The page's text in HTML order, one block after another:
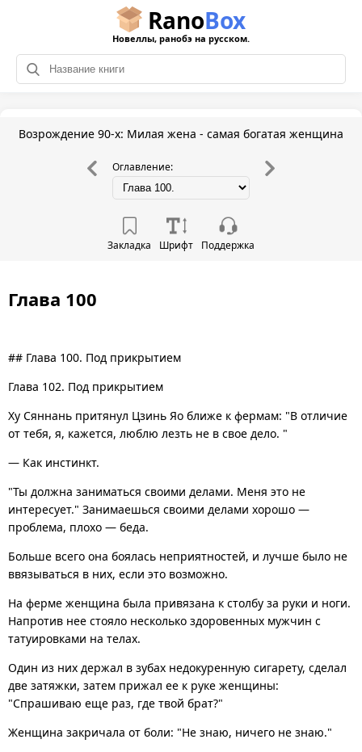
RanoBox
Новеллы, ранобэ на русском.
Возрождение 90-х: Милая жена - самая богатая женщина
Оглавление:
Закладка Шрифт Поддержка
Глава 100
## Глава 100. Под прикрытием
Глава 102. Под прикрытием
Ху Сяннань притянул Цзинь Яо ближе к фермам: "В отличие
от тебя, я, кажется, люблю лезть не в свое дело. "
— Как инстинкт.
"Ты должна заниматься своими делами. Меня это не
интересует." Занимаешься своими делами хорошо —
проблема, плохо — беда.
Больше всего она боялась неприятностей, и лучше было не
ввязываться в них, если это возможно.
На ферме женщина была привязана к столбу за руки и ноги.
Напротив нее стояло несколько здоровенных мужчин с
татуировками на телах.
Один из них держал в зубах недокуренную сигарету, сделал
две затяжки, затем прижал ее к руке женщины:
"Спрашиваю еще раз, где твой брат?"
Женщина закричала от боли: "Не знаю, ничего не знаю."